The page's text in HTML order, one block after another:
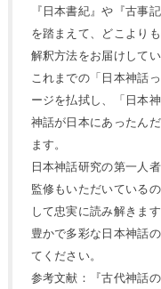
『日本書紀』や『古事
を踏まえて、どこより
解釈方法をお届けしてい
これまでの「日本神話
ージを払拭し、「日本
神話が日本にあったん
ます。
日本神話研究の第一人
監修もいただいている
して忠実に読み解きます
豊かで多彩な日本神話
てください。
参考文献：『古代神話